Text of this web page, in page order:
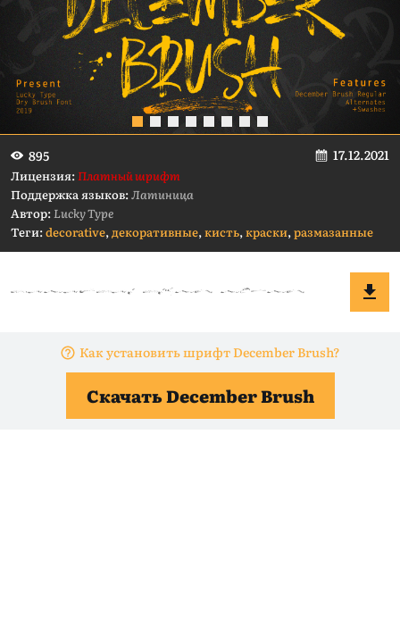
895 17.12.2021
Лицензия:Платный шрифт
Поддержка языков:Латиница
Автор:Lucky Type
Теги:decorative,декоративные,кисть,краски,размазанные
Как установить шрифт December Brush?
Скачать December Brush